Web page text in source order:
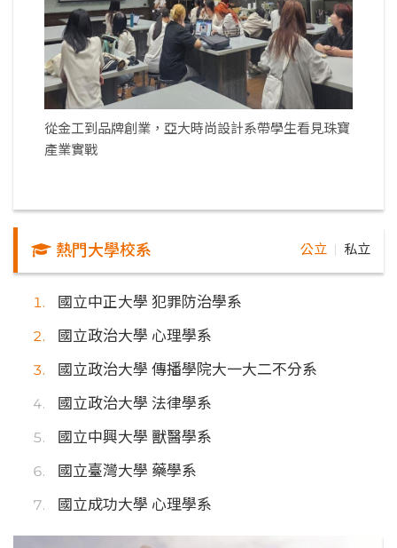
從金工到品牌創業，亞大時尚設計系帶學生看見珠寶
產業實戰
熱門大學校系 公立 私立
國立中正大學 犯罪防治學系
國立政治大學 心理學系
國立政治大學 傳播學院大一大二不分系
國立政治大學 法律學系
國立中興大學 獸醫學系
國立臺灣大學 藥學系
國立成功大學 心理學系